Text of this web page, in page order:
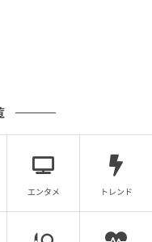
エンタメ トレンド